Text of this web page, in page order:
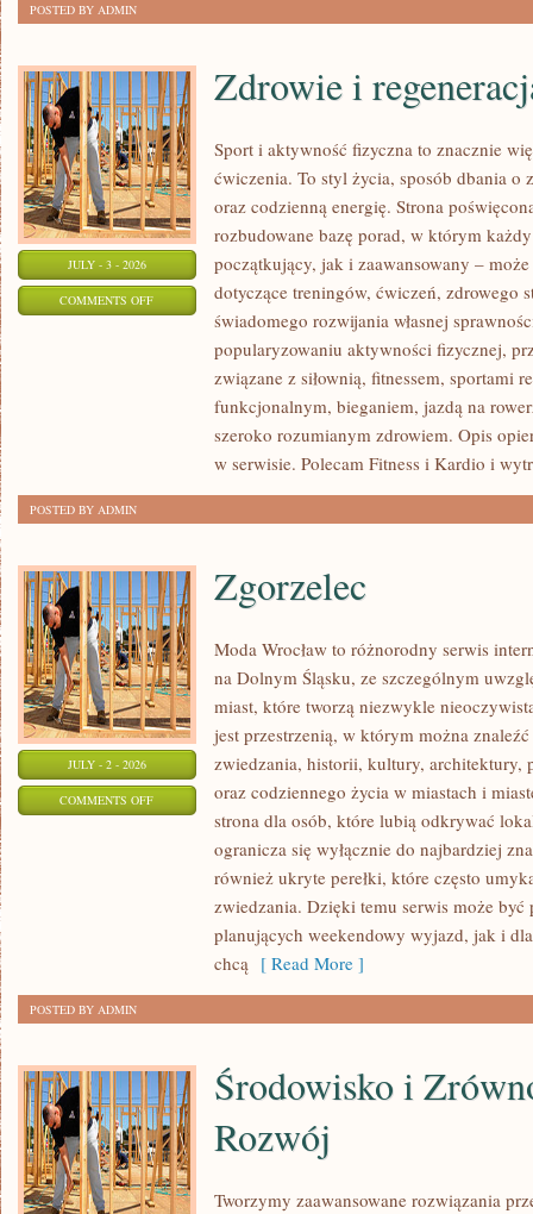
POSTED BY ADMIN
JULY - 3 - 2026
COMMENTS OFFON
REGENERACJA
Zdrowie i
Sport i aktywność fizyczna to znacznie
ćwiczenia. To styl życia, sposób dbania o
oraz codzienną energię. Strona
rozbudowane bazę porad, w którym
początkujący, jak i zaawansowany –
dotyczące treningów, ćwiczeń, zdrowego
świadomego rozwijania własnej
popularyzowaniu aktywności fizycznej,
związane z siłownią, fitnessem, sportami
funkcjonalnym, bieganiem, jazdą na
szeroko rozumianym zdrowiem. Opis
w serwisie. Polecam Fitness i Kardio i
POSTED BY ADMIN
JULY - 2 - 2026
COMMENTS OFFON
ZGORZELEC
Zgorzelec
Moda Wrocław to różnorodny serwis
na Dolnym Śląsku, ze szczególnym
miast, które tworzą niezwykle
jest przestrzenią, w którym można
zwiedzania, historii, kultury, architektury,
oraz codziennego życia w miastach i
strona dla osób, które lubią odkrywać
ogranicza się wyłącznie do najbardziej
również ukryte perełki, które często
zwiedzania. Dzięki temu serwis może
planujących weekendowy wyjazd, jak i
chcą [ Read More ]
POSTED BY ADMIN
Środowisko i
Rozwój
Tworzymy zaawansowane rozwiązania